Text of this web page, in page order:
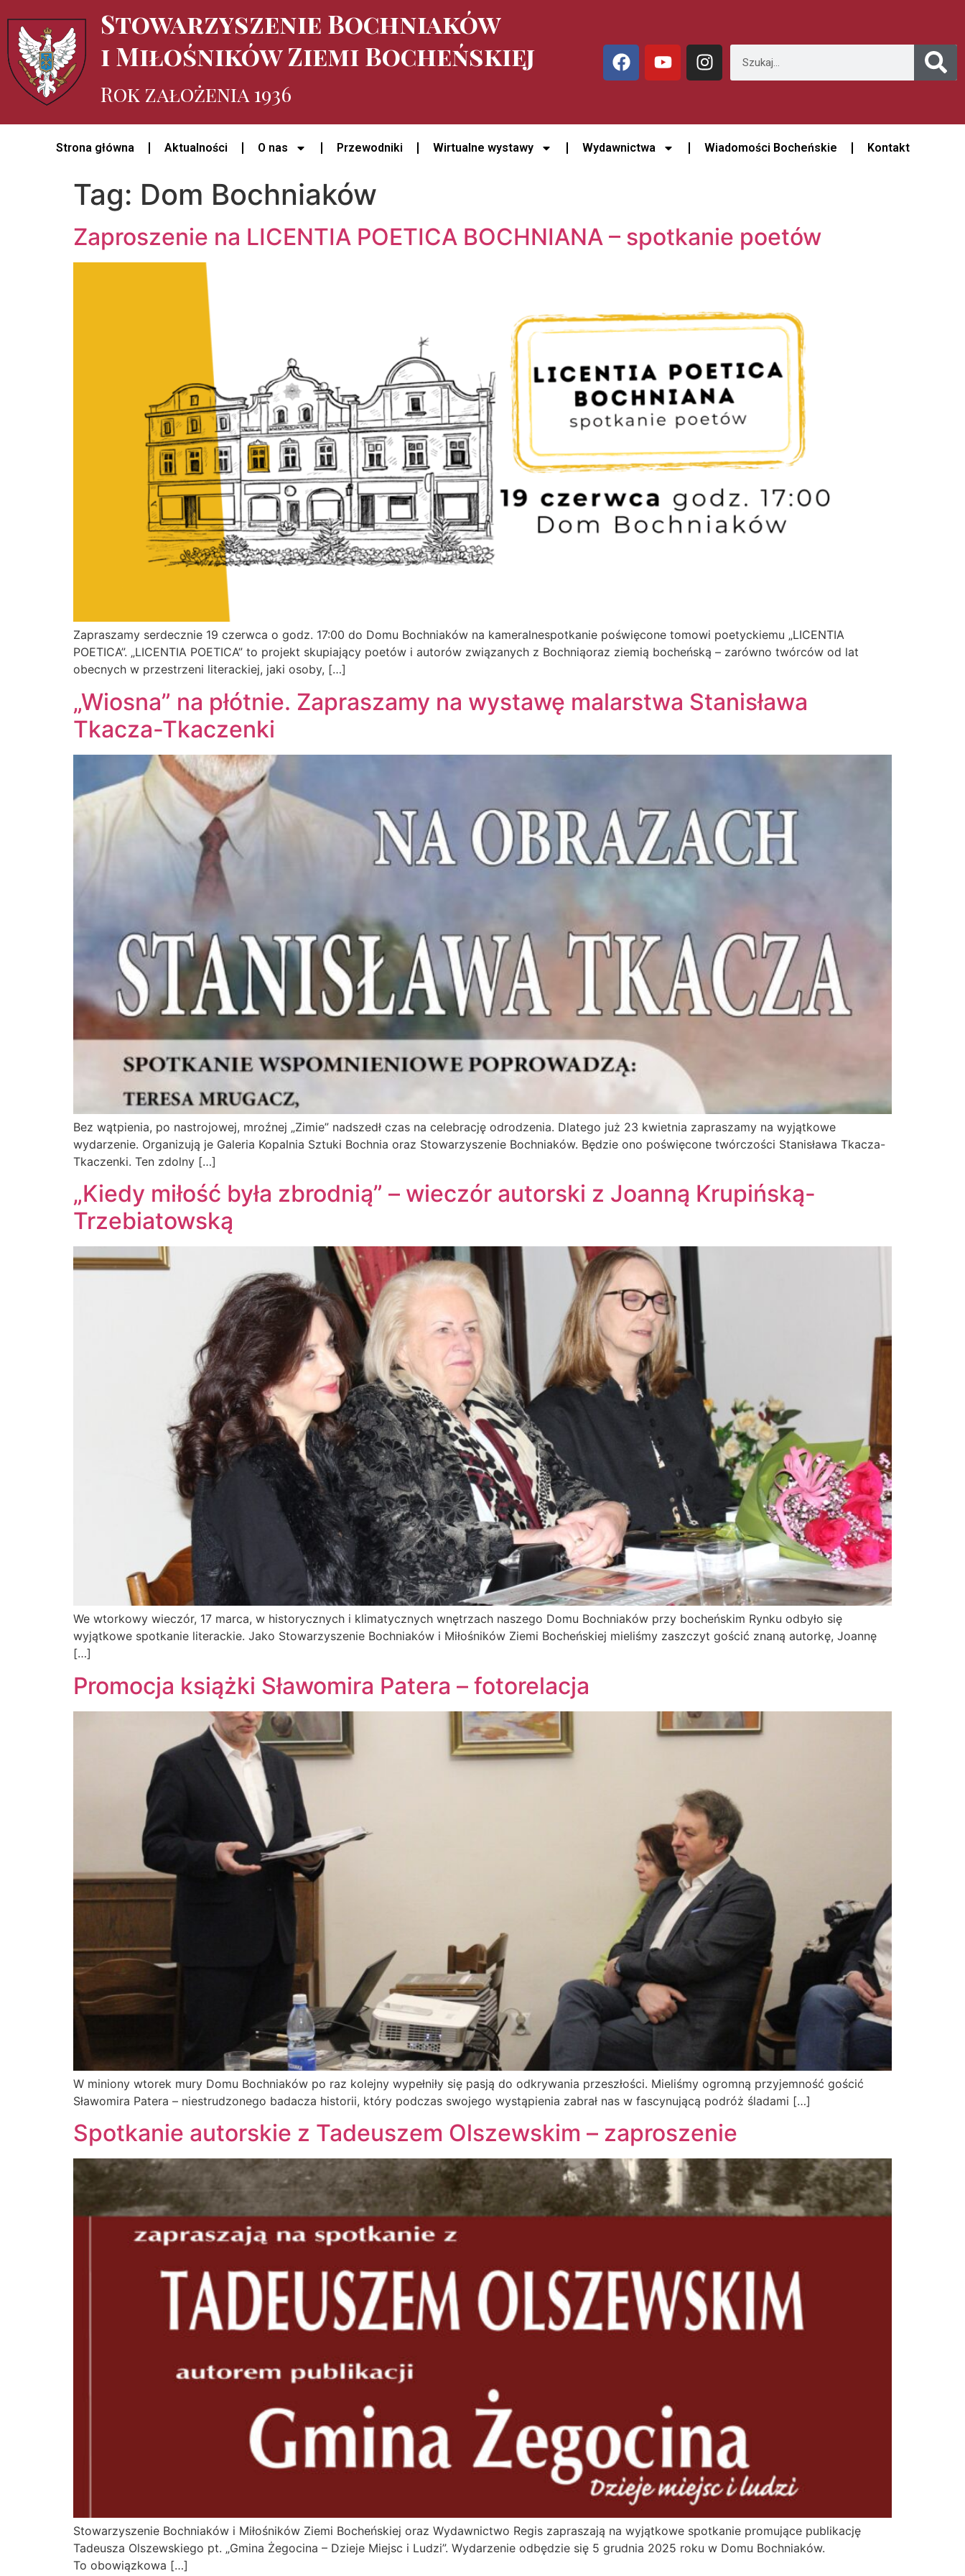
Stowarzyszenie Bochniaków
i Miłośników Ziemi Bocheńskiej
Rok założenia 1936
Strona główna Aktualności O nas Przewodniki Wirtualne wystawy Wydawnictwa Wiadomości Bocheńskie Kontakt
Tag: Dom Bochniaków
Zaproszenie na LICENTIA POETICA BOCHNIANA – spotkanie poetów
Zapraszamy serdecznie 19 czerwca o godz. 17:00 do Domu Bochniaków na kameralnespotkanie poświęcone tomowi poetyckiemu „LICENTIA
POETICA”. „LICENTIA POETICA” to projekt skupiający poetów i autorów związanych z Bochniąoraz ziemią bocheńską – zarówno twórców od lat
obecnych w przestrzeni literackiej, jaki osoby, […]
„Wiosna” na płótnie. Zapraszamy na wystawę malarstwa Stanisława
Tkacza-Tkaczenki
Bez wątpienia, po nastrojowej, mroźnej „Zimie” nadszedł czas na celebrację odrodzenia. Dlatego już 23 kwietnia zapraszamy na wyjątkowe
wydarzenie. Organizują je Galeria Kopalnia Sztuki Bochnia oraz Stowarzyszenie Bochniaków. Będzie ono poświęcone twórczości Stanisława Tkacza-
Tkaczenki. Ten zdolny […]
„Kiedy miłość była zbrodnią” – wieczór autorski z Joanną Krupińską-
Trzebiatowską
We wtorkowy wieczór, 17 marca, w historycznych i klimatycznych wnętrzach naszego Domu Bochniaków przy bocheńskim Rynku odbyło się
wyjątkowe spotkanie literackie. Jako Stowarzyszenie Bochniaków i Miłośników Ziemi Bocheńskiej mieliśmy zaszczyt gościć znaną autorkę, Joannę
[…]
Promocja książki Sławomira Patera – fotorelacja
W miniony wtorek mury Domu Bochniaków po raz kolejny wypełniły się pasją do odkrywania przeszłości. Mieliśmy ogromną przyjemność gościć
Sławomira Patera – niestrudzonego badacza historii, który podczas swojego wystąpienia zabrał nas w fascynującą podróż śladami […]
Spotkanie autorskie z Tadeuszem Olszewskim – zaproszenie
Stowarzyszenie Bochniaków i Miłośników Ziemi Bocheńskiej oraz Wydawnictwo Regis zapraszają na wyjątkowe spotkanie promujące publikację
Tadeusza Olszewskiego pt. „Gmina Żegocina – Dzieje Miejsc i Ludzi”. Wydarzenie odbędzie się 5 grudnia 2025 roku w Domu Bochniaków.
To obowiązkowa […]